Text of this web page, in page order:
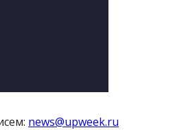
news@upweek.ru